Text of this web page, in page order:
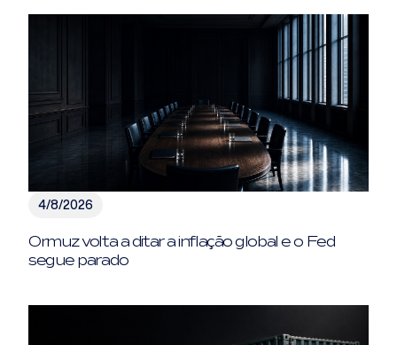
4/8/2026
Ormuz volta a ditar a inflação global e o Fed
segue parado